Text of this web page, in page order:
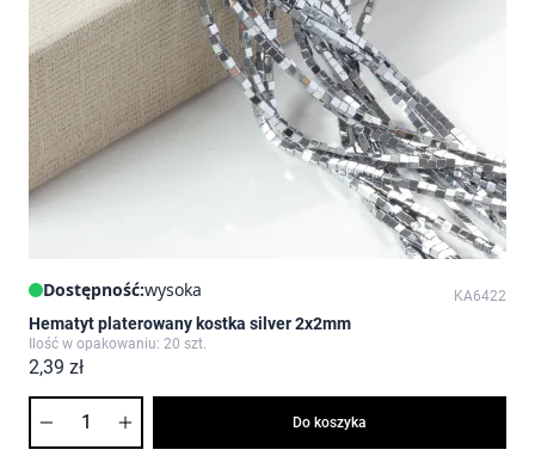
Dostępność:wysoka KA6422
Hematyt platerowany kostka silver 2x2mm
Ilość w opakowaniu: 20 szt.
2,39 zł
Do koszyka